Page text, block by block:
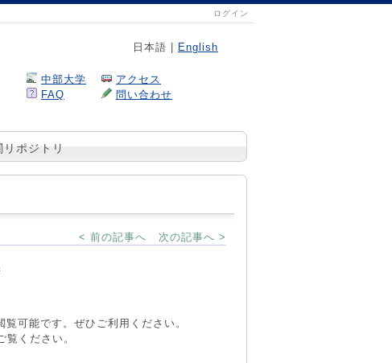
ログイン
日本語 | English
中部大学
アクセス
FAQ
問い合わせ
リポジトリ
< 前の記事へ 次の記事へ >
可能です。ぜひご利用ください。
覧ください。